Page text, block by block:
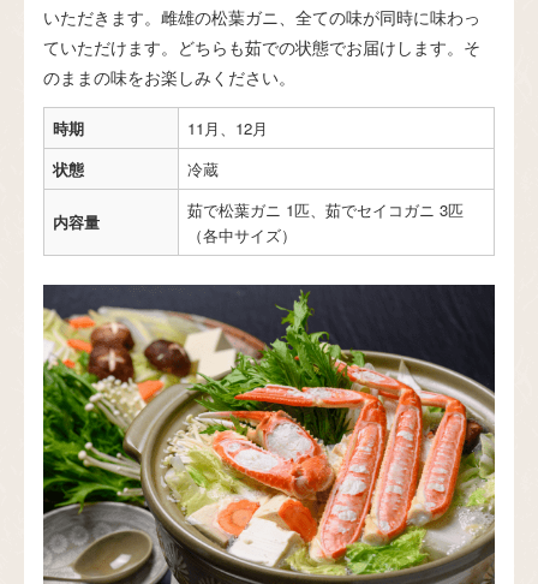
いただきます。雌雄の松葉ガニ、全ての味が同時に味わっ
ていただけます。どちらも茹での状態でお届けします。そ
のままの味をお楽しみください。
時期
11月、12月
状態
冷蔵
内容量
茹で松葉ガニ 1匹、茹でセイコガニ 3匹
（各中サイズ）